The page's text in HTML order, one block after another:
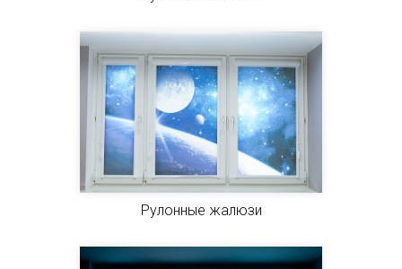
Рулонные жалюзи